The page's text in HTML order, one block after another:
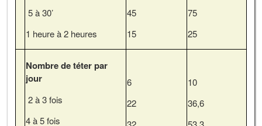
5 à 30’
1 heure à 2 heures
45
15
75
25
Nombre de téter par
jour
2 à 3 fois
4 à 5 fois
6
22
10
36,6